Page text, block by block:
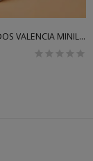
TERMO LIQUIDOS VALENCIA MINILAND